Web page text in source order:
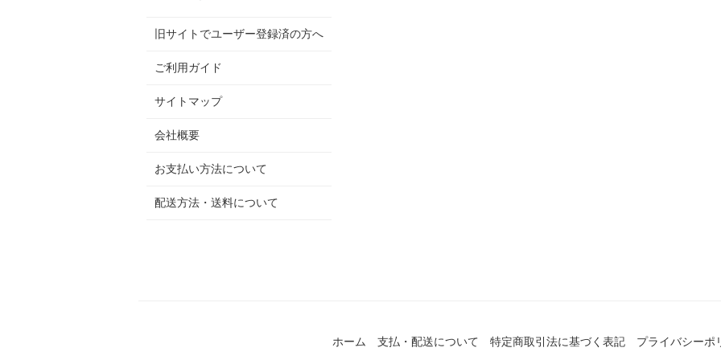
旧サイトでユーザー登録済の方へ
ご利用ガイド
サイトマップ
会社概要
お支払い方法について
配送方法・送料について
ホーム 支払・配送について 特定商取引法に基づく表記
プライバシーポ